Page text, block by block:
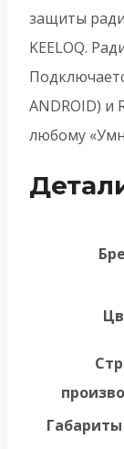
защиты
KEELOQ.
ANDROID) и
любому